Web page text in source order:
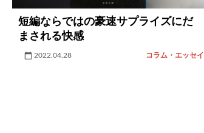
短編ならではの豪速サプライズにだ
まされる快感
2022.04.28 コラム・エッセイ